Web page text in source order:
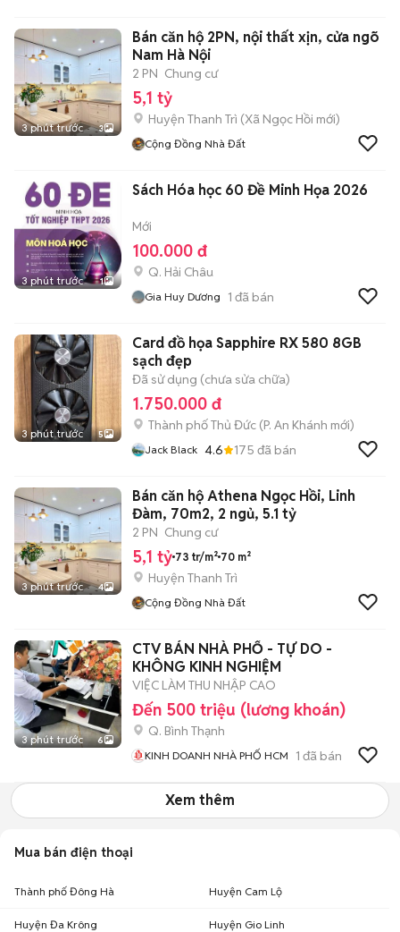
3 phút trước 3
Bán căn hộ 2PN, nội thất xịn, cửa ngõ
Nam Hà Nội
2 PN Chung cư
5,1 tỷ
Huyện Thanh Trì (Xã Ngọc Hồi mới)
Cộng Đồng Nhà Đất
3 phút trước 1
Sách Hóa học 60 Đề Minh Họa 2026
Mới
100.000 đ
Q. Hải Châu
Gia Huy Dương 1 đã bán
3 phút trước 5
Card đồ họa Sapphire RX 580 8GB
sạch đẹp
Đã sử dụng (chưa sửa chữa)
1.750.000 đ
Thành phố Thủ Đức (P. An Khánh mới)
Jack Black 4.6 175 đã bán
3 phút trước 4
Bán căn hộ Athena Ngọc Hồi, Linh
Đàm, 70m2, 2 ngủ, 5.1 tỷ
2 PN Chung cư
5,1 tỷ 73 tr/m² 70 m²
Huyện Thanh Trì
Cộng Đồng Nhà Đất
3 phút trước 6
CTV BÁN NHÀ PHỐ - TỰ DO -
KHÔNG KINH NGHIỆM
VIỆC LÀM THU NHẬP CAO
Đến 500 triệu (lương khoán)
Q. Bình Thạnh
KINH DOANH NHÀ PHỐ HCM 1 đã bán
Xem thêm
Mua bán điện thoại
Thành phố Đông Hà Huyện Cam Lộ
Huyện Đa Krông Huyện Gio Linh